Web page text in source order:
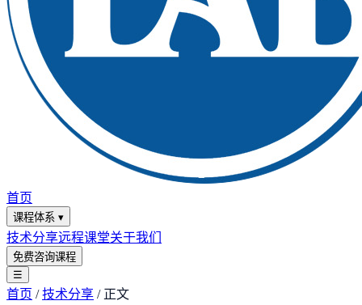
首页
课程体系 ▾
技术分享远程课堂关于我们
免费咨询课程
☰
首页 /技术分享 / 正文